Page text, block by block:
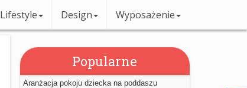
Lifestyle Design Wyposażenie
Popularne
Aranżacja pokoju dziecka na poddaszu